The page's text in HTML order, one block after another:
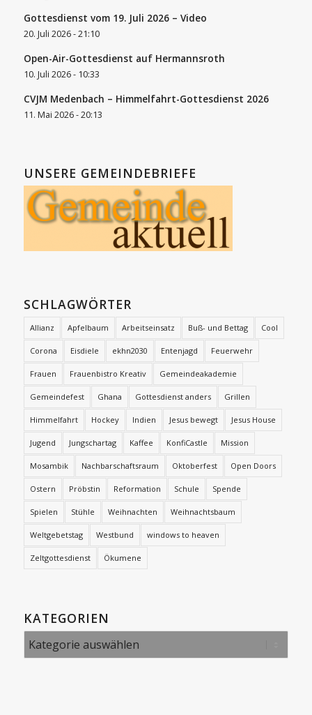
Gottesdienst vom 19. Juli 2026 – Video
20. Juli 2026 - 21:10
Open-Air-Gottesdienst auf Hermannsroth
10. Juli 2026 - 10:33
CVJM Medenbach – Himmelfahrt-Gottesdienst 2026
11. Mai 2026 - 20:13
UNSERE GEMEINDEBRIEFE
SCHLAGWÖRTER
Allianz Apfelbaum Arbeitseinsatz Buß- und Bettag Cool
Corona Eisdiele ekhn2030 Entenjagd Feuerwehr
Frauen Frauenbistro Kreativ Gemeindeakademie
Gemeindefest Ghana Gottesdienst anders Grillen
Himmelfahrt Hockey Indien Jesus bewegt Jesus House
Jugend Jungschartag Kaffee KonfiCastle Mission
Mosambik Nachbarschaftsraum Oktoberfest Open Doors
Ostern Pröbstin Reformation Schule Spende
Spielen Stühle Weihnachten Weihnachtsbaum
Weltgebetstag Westbund windows to heaven
Zeltgottesdienst Ökumene
KATEGORIEN
Kategorien